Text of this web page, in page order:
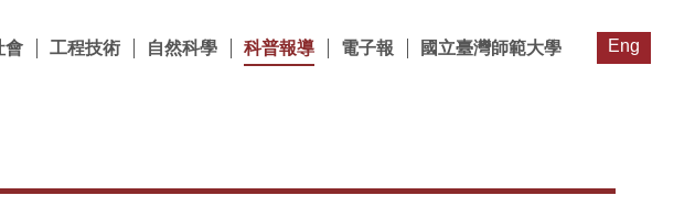
會 工程技術 自然科學 科普報導 電子報 國立臺灣師範大學 Eng